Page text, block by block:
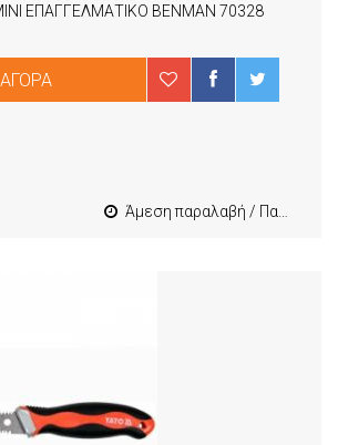
ΕΠΑΓΓΕΛΜΑΤΙΚΟ BENMAN 70328
ΑΓΟΡΆ
Άμεση παραλαβή / Παράδοση 1-3 εργασιμες